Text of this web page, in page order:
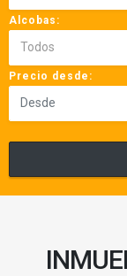
Alcobas:
Todos
Precio desde: